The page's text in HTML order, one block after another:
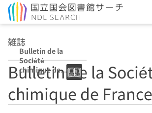
雑誌
Bulletin de la
Société
chimique de
France
Bulletin de la
chimique de France